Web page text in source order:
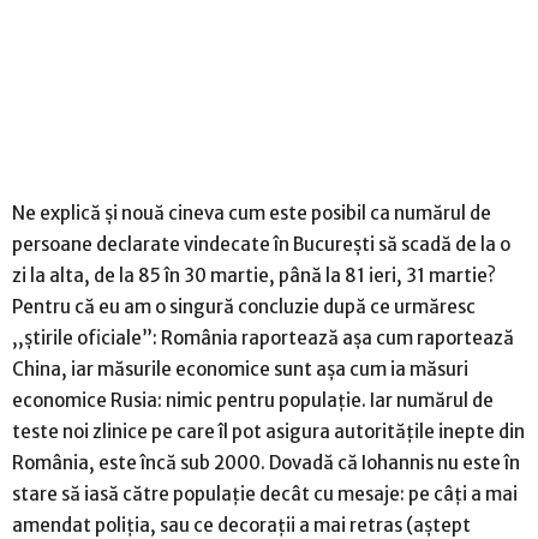
Ne explică și nouă cineva cum este posibil ca numărul de
persoane declarate vindecate în București să scadă de la o
zi la alta, de la 85 în 30 martie, până la 81 ieri, 31 martie?
Pentru că eu am o singură concluzie după ce urmăresc
,,știrile oficiale”: România raportează așa cum raportează
China, iar măsurile economice sunt așa cum ia măsuri
economice Rusia: nimic pentru populație. Iar numărul de
teste noi zlinice pe care îl pot asigura autoritățile inepte din
România, este încă sub 2000. Dovadă că Iohannis nu este în
stare să iasă către populație decât cu mesaje: pe câți a mai
amendat poliția, sau ce decorații a mai retras (aștept